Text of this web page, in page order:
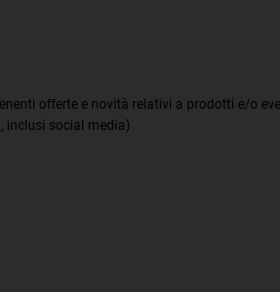
offerte e novità relativi a prodotti e/o
inclusi social media)